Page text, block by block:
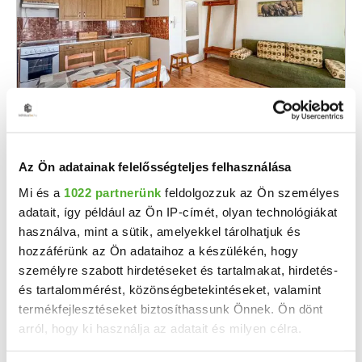
Az Ön adatainak felelősségteljes felhasználása
Mi és a 1022 partnerünk feldolgozzuk az Ön személyes
adatait, így például az Ön IP-címét, olyan technológiákat
használva, mint a sütik, amelyekkel tárolhatjuk és
hozzáférünk az Ön adataihoz a készülékén, hogy
személyre szabott hirdetéseket és tartalmakat, hirdetés-
és tartalommérést, közönségbetekintéseket, valamint
termékfejlesztéseket biztosíthassunk Önnek. Ön dönt
arról, hogy ki használja az adatait és milyen célra.
110 E Ft / hó
albérlet
Gyula Belvárosában kiadó tégla lakás – Prémium minőség, kiváló elhelyezkedés ...
2 szoba 45 m 3. emelet